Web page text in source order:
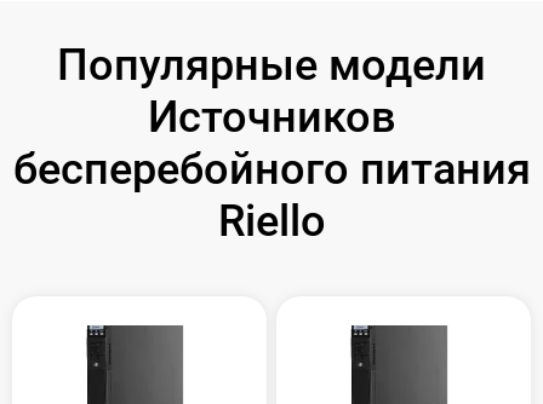
Популярные модели
Источников
бесперебойного питания
Riello